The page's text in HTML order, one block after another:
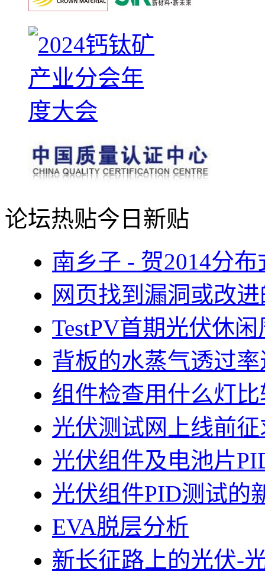
论坛热贴今日新贴
南乡子 - 贺2014分
网页找到漏洞或改
TestPV首期光伏休
背板的水蒸气透过
组件检查用什么灯
光伏测试网上线前
光伏组件及电池片
光伏组件PID测试的
EVA脱层分析
新长征路上的光伏-